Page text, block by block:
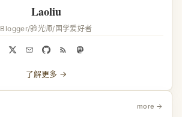
Laoliu
Blogger/验光师/国学爱好者
了解更多 →
more →